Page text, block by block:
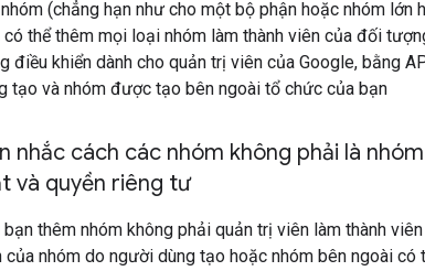
(chẳng hạn như cho một bộ phận hoặc nhóm lớn
có thể thêm mọi loại nhóm làm thành viên của đối
điều khiển dành cho quản trị viên của Google, bằng
tạo và nhóm được tạo bên ngoài tổ chức của bạn
nhắc cách các nhóm không phải là
và quyền riêng tư
bạn thêm nhóm không phải quản trị viên làm thành
của nhóm do người dùng tạo hoặc nhóm bên ngoài